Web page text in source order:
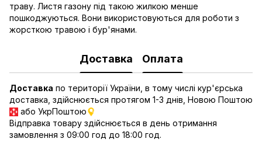
траву. Листя газону під такою жилкою менше
пошкоджуються. Вони використовуються для роботи з
жорсткою травою і бур'янами.
Доставка Оплата
Доставка по території України, в тому числі кур'єрська
доставка, здійснюється протягом 1-3 днів, Новою Поштою
або УкрПоштою
Відправка товару здійснюється в день отримання
замовлення з 09:00 год до 18:00 год.